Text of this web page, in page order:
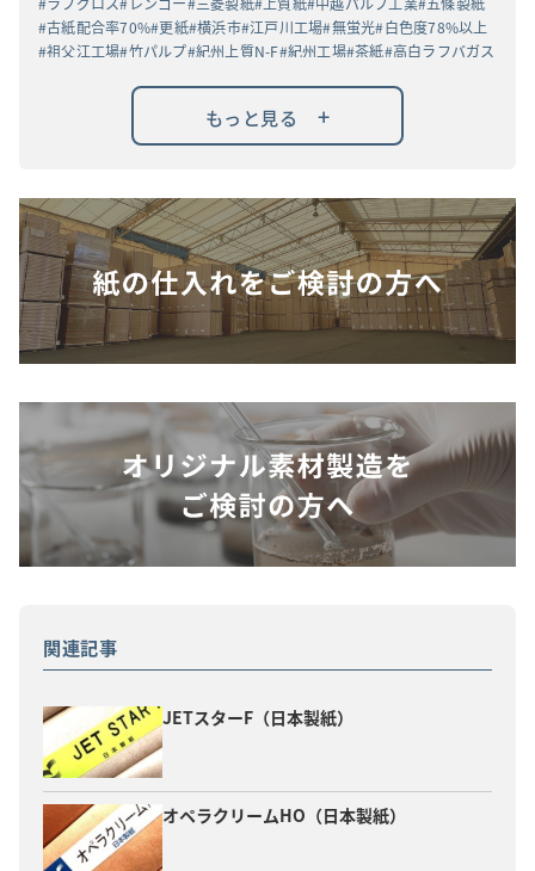
古紙配合率70% 更紙 横浜市 江戸川工場 無蛍光 白色度78%以上
祖父江工場 竹パルプ 紀州上質N-F 紀州工場 茶紙 高白ラフバガス
もっと見る +
関連記事
JETスターF（日本製紙）
オペラクリームHO（日本製紙）